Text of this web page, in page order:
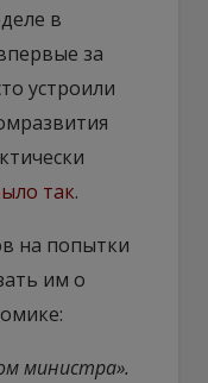
в
за
устроили
так.
на попытки
им о
министра».